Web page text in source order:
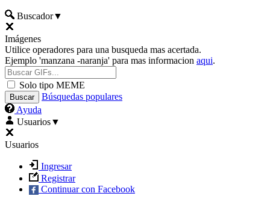
Buscador▼
Imágenes
Utilice operadores para una busqueda mas acertada.
Ejemplo 'manzana -naranja' para mas informacion aqui.
Solo tipo MEME
Búsquedas populares
Ayuda
Usuarios▼
Usuarios
Ingresar
Registrar
Continuar con Facebook